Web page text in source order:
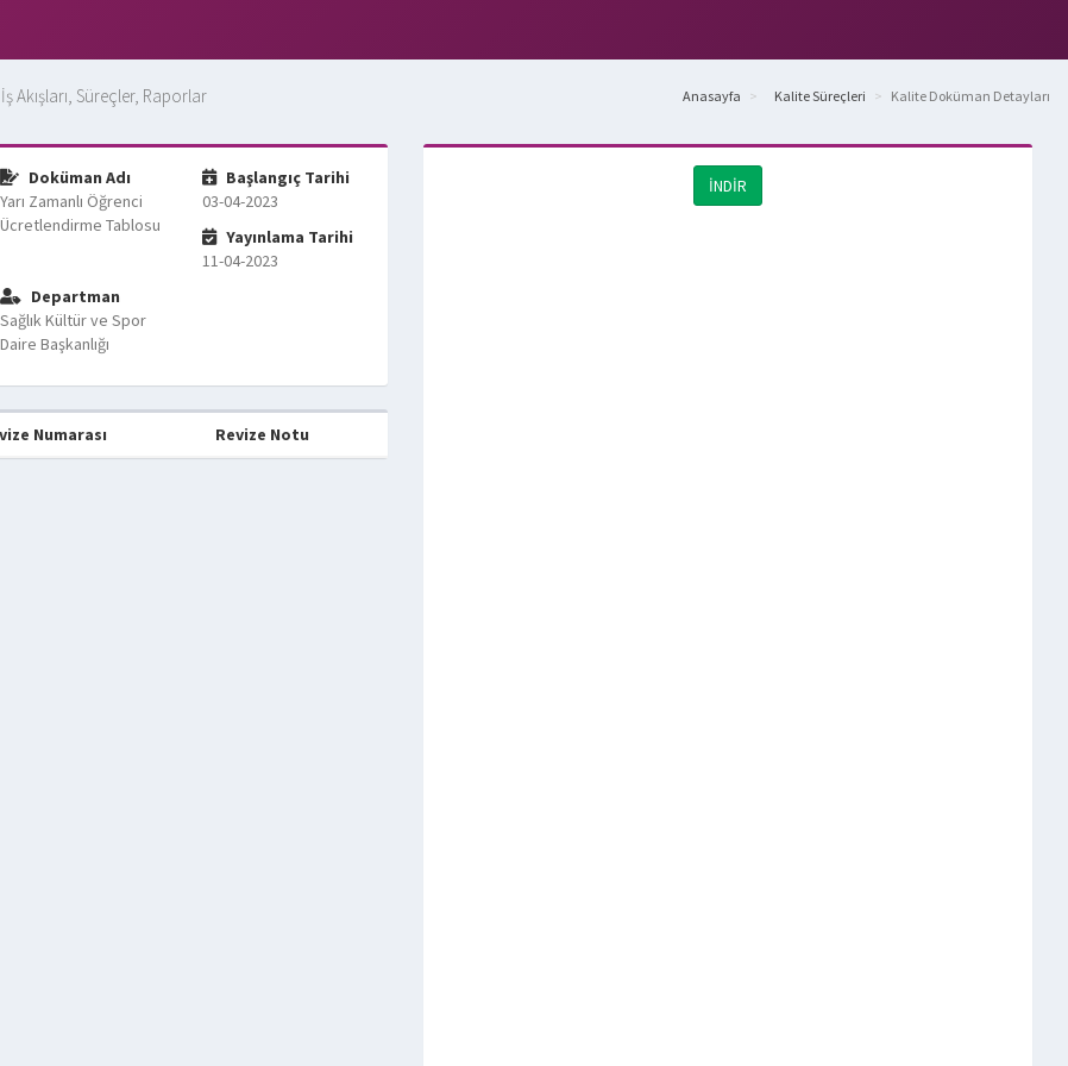
Akışları, Süreçler, Raporlar Anasayfa Kalite Süreçleri Kalite Doküman Detayları
Doküman Adı
Yarı Zamanlı Öğrenci
Ücretlendirme Tablosu
Başlangıç Tarihi
03-04-2023
Yayınlama Tarihi
11-04-2023
Departman
Sağlık Kültür ve Spor
Daire Başkanlığı
Numarası Revize Notu
İNDİR